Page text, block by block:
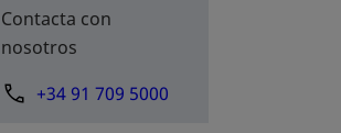
Contacta con
nosotros
+34 91 709 5000